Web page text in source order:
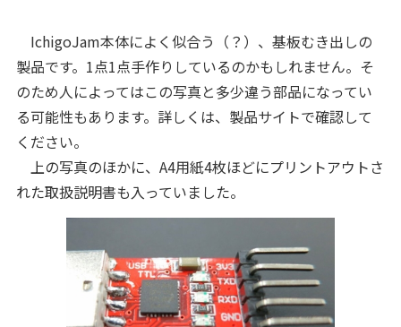
IchigoJam本体によく似合う（？）、基板むき出しの
製品です。1点1点手作りしているのかもしれません。そ
のため人によってはこの写真と多少違う部品になってい
る可能性もあります。詳しくは、製品サイトで確認して
ください。
上の写真のほかに、A4用紙4枚ほどにプリントアウトさ
れた取扱説明書も入っていました。